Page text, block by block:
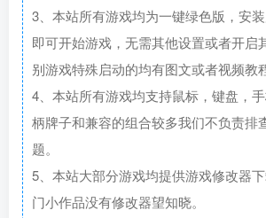
3、本站所有游戏均为一键绿色版，安
即可开始游戏，无需其他设置或者开启
别游戏特殊启动的均有图文或者视频教
4、本站所有游戏均支持鼠标，键盘，
柄牌子和兼容的组合较多我们不负责排
题。
5、本站大部分游戏均提供游戏修改器
门小作品没有修改器望知晓。